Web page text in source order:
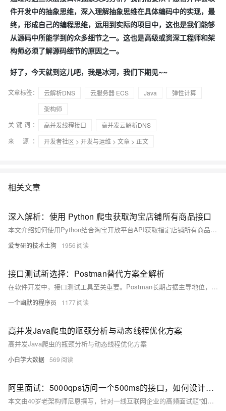
件开发中的抽象思维，深入理解抽象思维在具体编码中的实现，最
终，形成自己的编程思维，运用到实际的项目中，这也是我们能够
从源码中所能学到的众多细节之一。这也是高级或资深工程师和架
构师必须了解源码细节的原因之一。
好了，今天就到这儿吧，我是冰河，我们下期见~~
文章标签： 云解析DNS 云服务器 ECS Java
弹性计算
架构师
关键词：
高并发线程接口
高并发云解析DNS
来 源：
开发者社区 > 开发与运维 > 文章 > 正文
相关文章
深入解析：使用 Python 爬虫获取淘宝店铺所有商品接口
本文介绍如何使用Python结合淘宝开放平台API获取指定店铺所有商品数据。首先需注册淘宝开放平台账号、创建应用并获取API密钥，申请接口权限。接着，通过构建请求、生成签名、调用接口（如`taobao.items.search`和`taobao.item.get`）及处理响应，实现数据抓取。代码示例展示了分页处理和错误处理方法，并强调了调用频率限制、数据安全等注意事项。此技能对开发者和数据分析师极具价值。
爱专研的技术土狗 1956
接口测试新选择：Postman替代方案全解析
在软件开发中，接口测试工具至关重要。Postman长期占据主导地位，但随着国产工具的崛起，越来越多开发者转向更适合中国市场的替代方案——Apifox。它不仅支持中英文切换、完全免费不限人数，还具备强大的可视化操作、自动生成文档和API调试功能，极大简化了开发流程。
一个幽默的程序员 1177
高并发Java爬虫的瓶颈分析与动态线程优化方案
高并发Java爬虫的瓶颈分析与动态线程优化方案
小白学大数据 569
阿里面试：5000qps访问一个500ms的接口，如何设计线程池的核心线程数、最大线程数？ 需要多少台机器？
本文由40岁老架构师尼恩撰写，针对一线互联网企业的高频面试题“如何确定系统的最佳线程数”进行系统化梳理。文章详细介绍了线程池设计的三个核心步骤：理论预估、压测验证和监控调整，并结合实际案例（5000qps、500ms响应时间、4核8G机器）给出具体参数设置建议。此外，还提供了《尼恩Java面试宝典PDF》等资源，帮助读者提升技术能力，顺利通过大厂面试。关注【技术自由圈】公众号，回复“领电子书”获取更多学习资料。